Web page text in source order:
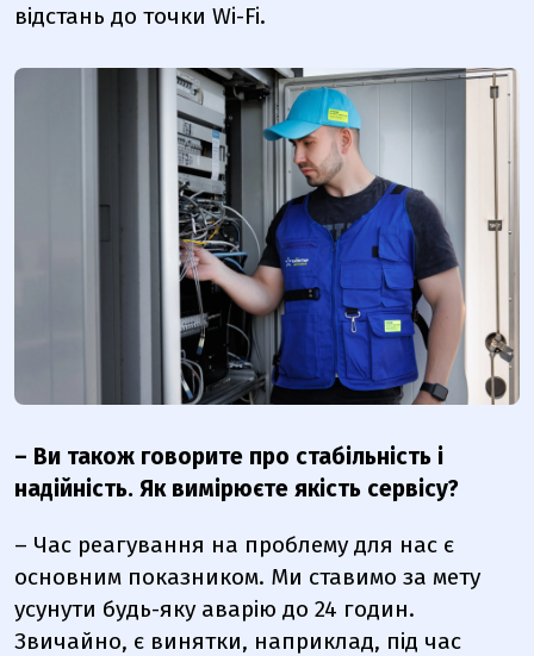
відстань до точки Wi-Fi.
– Ви також говорите про стабільність і
надійність. Як вимірюєте якість сервісу?
– Час реагування на проблему для нас є
основним показником. Ми ставимо за мету
усунути будь-яку аварію до 24 годин.
Звичайно, є винятки, наприклад, під час